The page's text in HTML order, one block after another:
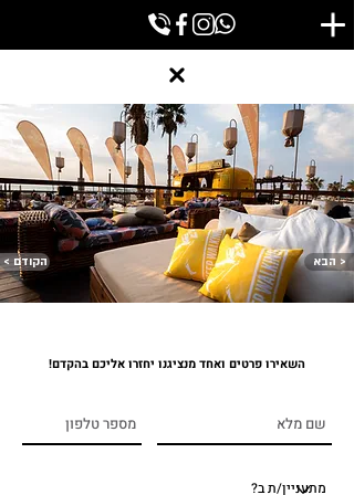
< הקודם הבא >
השאירו פרטים ואחד מנציגנו יחזרו אליכם בהקדם!